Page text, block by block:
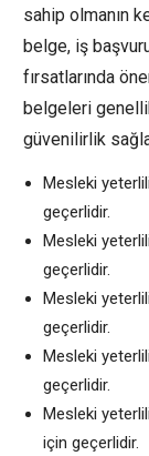
sahip olmanın
belge, iş
fırsatlarında
belgeleri
güvenilirlik
Mesleki
geçerlidir.
Mesleki
geçerlidir.
Mesleki
geçerlidir.
Mesleki
geçerlidir.
Mesleki
için geçerlidir.